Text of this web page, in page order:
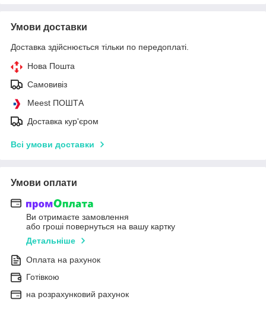
Умови доставки
Доставка здійснюється тільки по передоплаті.
Нова Пошта
Самовивіз
Meest ПОШТА
Доставка кур'єром
Всі умови доставки
Умови оплати
Ви отримаєте замовлення
або гроші повернуться на вашу картку
Детальніше
Оплата на рахунок
Готівкою
на розрахунковий рахунок